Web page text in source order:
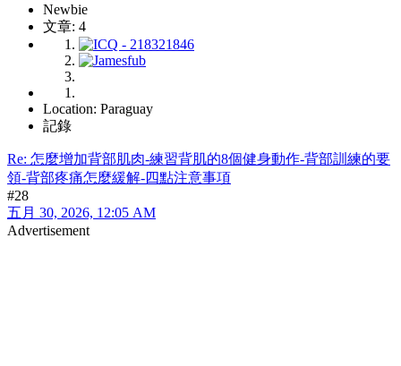
Newbie
文章: 4
Location: Paraguay
記錄
Re: 怎麼增加背部肌肉-練習背肌的8個健身動作-背部訓練的要
領-背部疼痛怎麼緩解-四點注意事項
#28
五月 30, 2026, 12:05 AM
Advertisement